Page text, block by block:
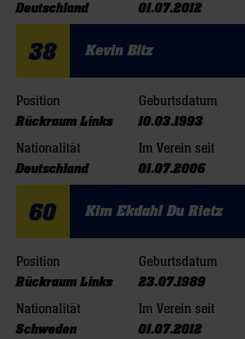
Deutschland
01.07.2012
38 Kevin Bitz
Position
Rückraum Links
Geburtsdatum
10.03.1993
Nationalität
Deutschland
Im Verein seit
01.07.2006
60 Kim Ekdahl Du Rietz
Position
Rückraum Links
Geburtsdatum
23.07.1989
Nationalität
Schweden
Im Verein seit
01.07.2012